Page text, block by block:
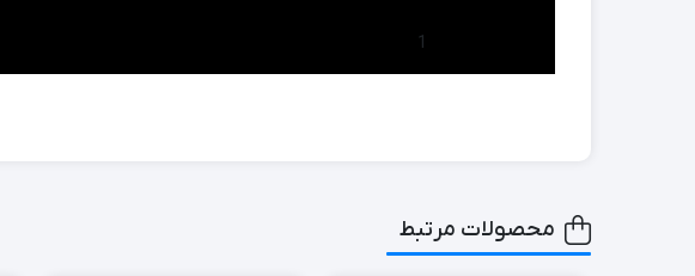
1
محصولات مرتبط